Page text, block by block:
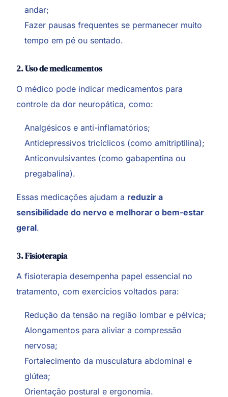
andar;
Fazer pausas frequentes se permanecer muito
tempo em pé ou sentado.
2. Uso de medicamentos
O médico pode indicar medicamentos para
controle da dor neuropática, como:
Analgésicos e anti-inflamatórios;
Antidepressivos tricíclicos (como amitriptilina);
Anticonvulsivantes (como gabapentina ou
pregabalina).
Essas medicações ajudam a reduzir a
sensibilidade do nervo e melhorar o bem-estar
geral.
3. Fisioterapia
A fisioterapia desempenha papel essencial no
tratamento, com exercícios voltados para:
Redução da tensão na região lombar e pélvica;
Alongamentos para aliviar a compressão
nervosa;
Fortalecimento da musculatura abdominal e
glútea;
Orientação postural e ergonomia.